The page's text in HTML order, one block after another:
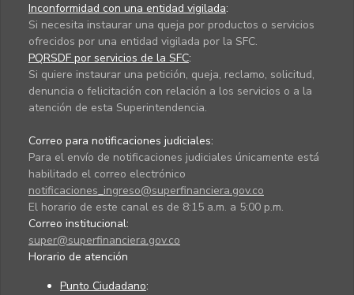
Inconformidad con una entidad vigilada:
Si necesita instaurar una queja por productos o servicios
ofrecidos por una entidad vigilada por la SFC.
PQRSDF por servicios de la SFC:
Si quiere instaurar una petición, queja, reclamo, solicitud,
denuncia o felicitación con relación a los servicios o a la
atención de esta Superintendencia.
Correo para notificaciones judiciales:
Para el envío de notificaciones judiciales únicamente está
habilitado el correo electrónico
notificaciones_ingreso@superfinanciera.gov.co
El horario de este canal es de 8:15 a.m. a 5:00 p.m.
Correo institucional:
super@superfinanciera.gov.co
Horario de atención
Punto Ciudadano: